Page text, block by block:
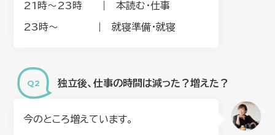
21時〜23時 | 本読む・仕事
23時〜 | 就寝準備・就寝
独立後、仕事の時間は減った？増えた？
今のところ増えています。